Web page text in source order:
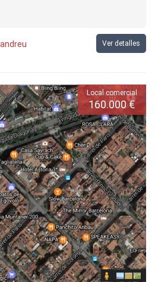
Ver detalles
Local comercial
160.000 €